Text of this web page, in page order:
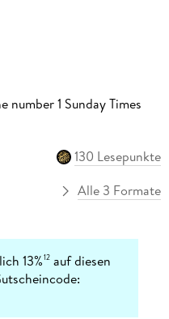
1 Sunday Times
130 Lesepunkte
Alle 3 Formate
13%12 auf diesen